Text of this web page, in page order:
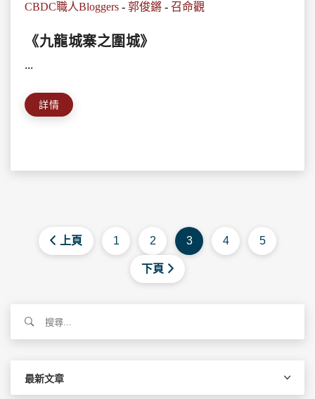
CBDC職人Bloggers - 郭俊鏘 - 召命觀
《九龍城寨之圍城》
...
詳情
上頁 1 2 3 4 5
下頁
關
最新文章